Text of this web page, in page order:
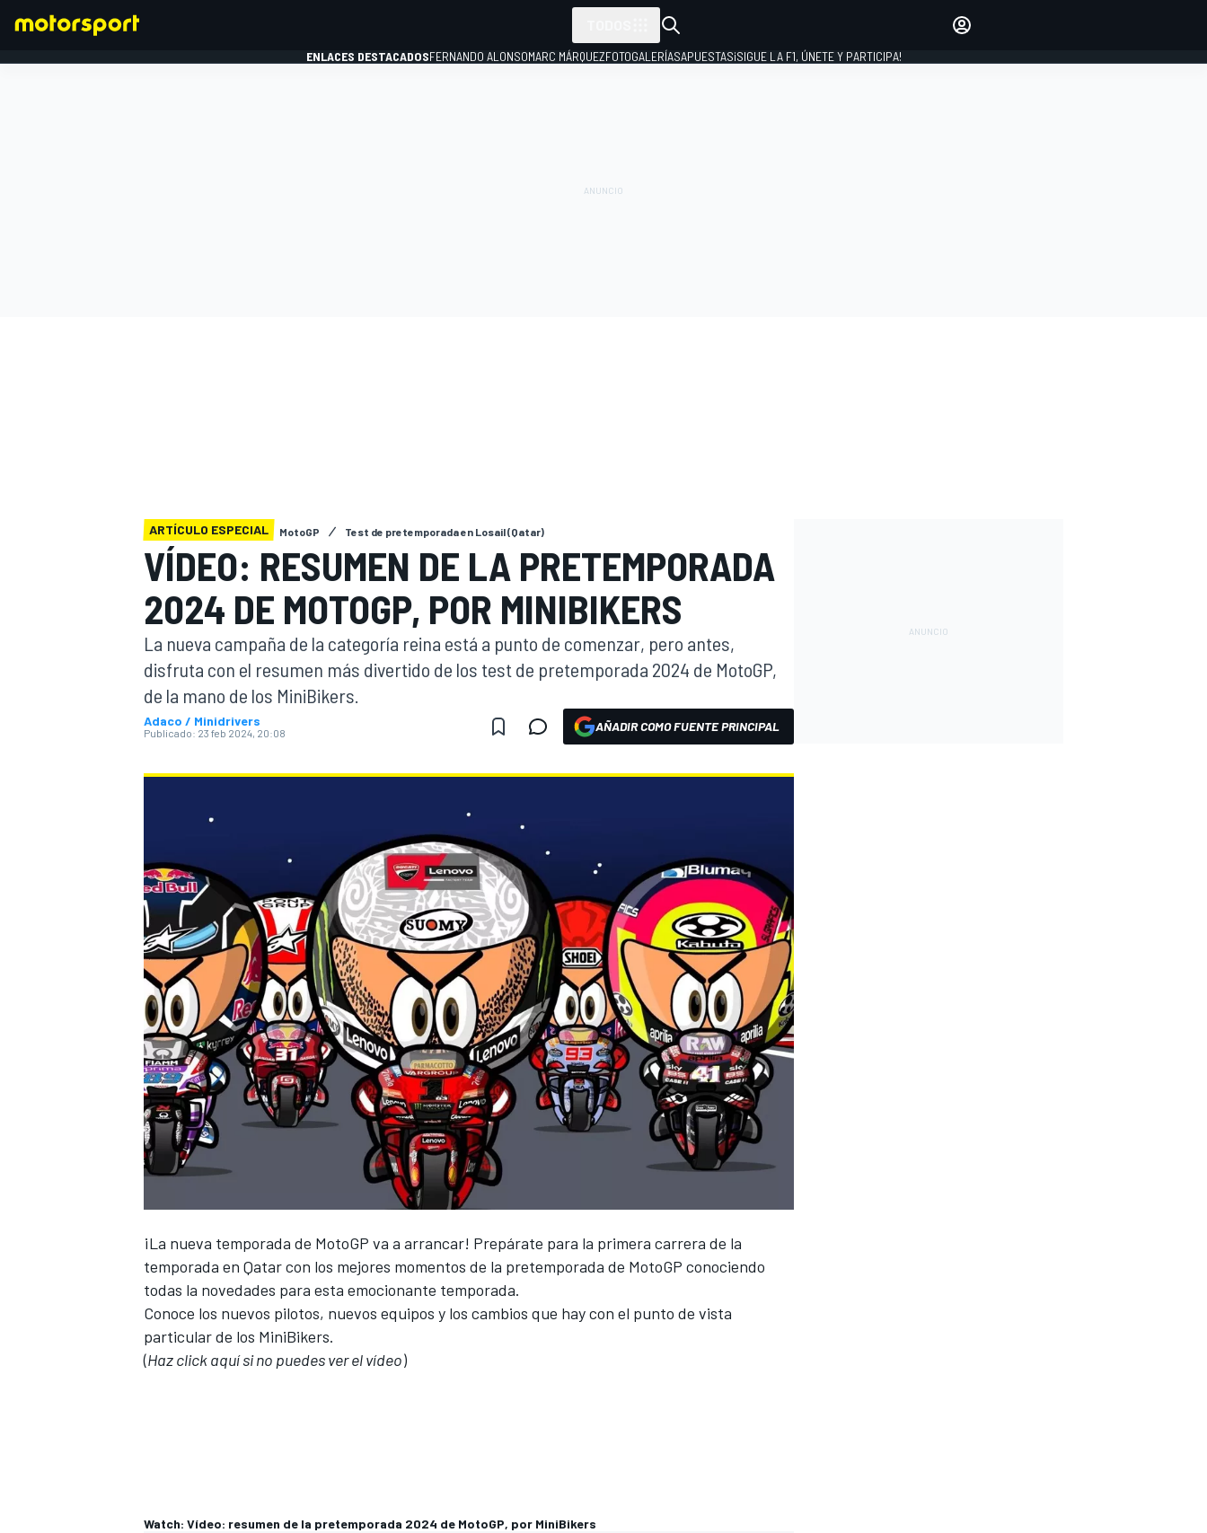
WEC
ENLACES DESTACADOSFERNANDO ALONSOMARC MÁRQUEZFOTOGALERÍASAPUESTAS¡SIGUE LA F1, ÚNETE Y PARTICIPA!
ARTÍCULO ESPECIAL MotoGP Test de pretemporada en Losail (Qatar)
VÍDEO: RESUMEN DE LA PRETEMPORADA
2024 DE MOTOGP, POR MINIBIKERS
La nueva campaña de la categoría reina está a punto de comenzar, pero antes,
disfruta con el resumen más divertido de los test de pretemporada 2024 de MotoGP,
de la mano de los MiniBikers.
Adaco / Minidrivers
Publicado: 23 feb 2024, 20:08 AÑADIR COMO FUENTE PRINCIPAL
¡La nueva temporada de MotoGP va a arrancar! Prepárate para la primera carrera de la
temporada en Qatar con los mejores momentos de la pretemporada de MotoGP conociendo
todas la novedades para esta emocionante temporada.
Conoce los nuevos pilotos, nuevos equipos y los cambios que hay con el punto de vista
particular de los MiniBikers.
(Haz click aquí si no puedes ver el vídeo)
Watch: Vídeo: resumen de la pretemporada 2024 de MotoGP, por MiniBikers